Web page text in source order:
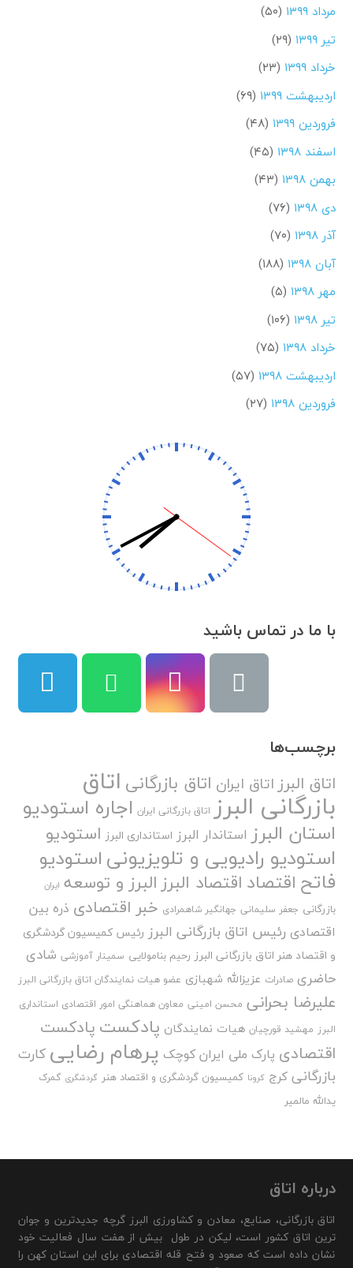
مرداد ۱۳۹۹
(۵۰)
تیر ۱۳۹۹
(۲۹)
خرداد ۱۳۹۹
(۲۳)
اردیبهشت ۱۳۹۹
(۶۹)
فروردین ۱۳۹۹
(۴۸)
اسفند ۱۳۹۸
(۴۵)
بهمن ۱۳۹۸
(۴۳)
دی ۱۳۹۸
(۷۶)
آذر ۱۳۹۸
(۷۰)
آبان ۱۳۹۸
(۱۸۸)
مهر ۱۳۹۸
(۵)
تیر ۱۳۹۸
(۱۰۶)
خرداد ۱۳۹۸
(۷۵)
اردیبهشت ۱۳۹۸
(۵۷)
فروردین ۱۳۹۸
(۲۷)
با ما در تماس باشید
برچسب‌ها
اتاق البرزاتاق ایران اتاق بازرگانی اتاق
بازرگانی البرز اتاق بازرگانی ایران اجاره استودیو
استان البرز استاندار البرز استانداری البرز استودیو
استودیو رادیویی و تلویزیونیاستودیو
فاتح اقتصاد اقتصاد البرزالبرز و توسعه ایران
بازرگانی جعفر سلیمانی جهانگیر شاهمرادی خبر اقتصادی ذره بین
اقتصادی رئیس اتاق بازرگانی البرز رئیس کمیسیون گردشگری
و اقتصاد هنر اتاق بازرگانی البرز رحیم بنامولایی سمینار آموزشی شادی
حاضری صادرات عزیزالله شهبازی عضو هیات نمایندگان اتاق بازرگانی البرز
علیرضا بحرانی محسن امینی معاون هماهنگی امور اقتصادی استانداری
البرز مهشید قورچیان هیات نمایندگان پادکست پادکست
اقتصادی پارک ملی ایران کوچک پرهام رضایی کارت
بازرگانی کرج کرونا کمیسیون گردشگری و اقتصاد هنر گردشگری گمرک
یدالله مالمیر
درباره اتاق
اتاق بازرگانی، صنایع، معادن و کشاورزی البرز گرچه جدیدترین و جوان
ترین اتاق کشور است، لیکن در طول بیش از هفت سال فعالیت خود
نشان داده است که صعود و فتح قله اقتصادی برای این استان کهن را